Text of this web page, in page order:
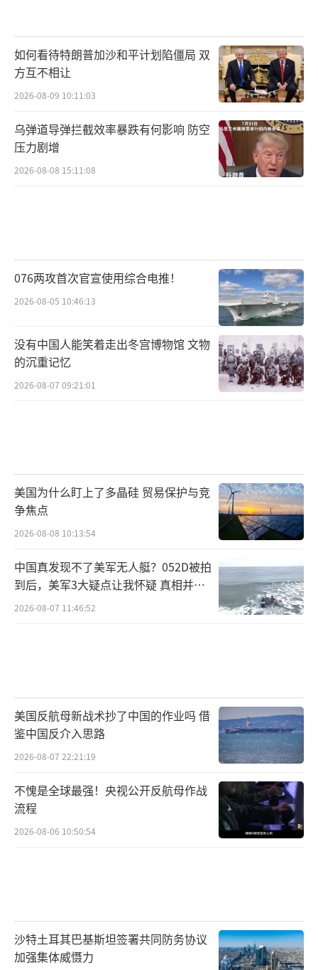
如何看待特朗普加沙和平计划陷僵局 双
方互不相让
2026-08-09 10:11:03
乌弹道导弹拦截效率暴跌有何影响 防空
压力剧增
2026-08-08 15:11:08
076两攻首次官宣使用综合电推！
2026-08-05 10:46:13
没有中国人能笑着走出冬宫博物馆 文物
的沉重记忆
2026-08-07 09:21:01
美国为什么盯上了多晶硅 贸易保护与竞
争焦点
2026-08-08 10:13:54
中国真发现不了美军无人艇？052D被拍
到后，美军3大疑点让我怀疑 真相并非
如此
2026-08-07 11:46:52
美国反航母新战术抄了中国的作业吗 借
鉴中国反介入思路
2026-08-07 22:21:19
不愧是全球最强！央视公开反航母作战
流程
2026-08-06 10:50:54
沙特土耳其巴基斯坦签署共同防务协议
加强集体威慑力